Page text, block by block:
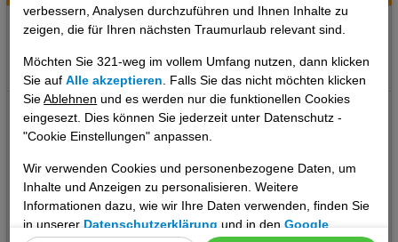
verbessern, Analysen durchzuführen und Ihnen Inhalte zu
zeigen, die für Ihren nächsten Traumurlaub relevant sind.
Möchten Sie 321-weg im vollem Umfang nutzen, dann klicken
Sie aufAlle akzeptieren . Falls Sie das nicht möchten klicken
SieAblehnen und es werden nur die funktionellen Cookies
eingesezt. Dies können Sie jederzeit unter Datenschutz -
"Cookie Einstellungen" anpassen.
Wir verwenden Cookies und personenbezogene Daten, um
Inhalte und Anzeigen zu personalisieren. Weitere
Informationen dazu, wie wir Ihre Daten verwenden, finden Sie
in unsererDatenschutzerklärung und in denGoogle
Ort: Rom, Latium, Italien
°C
Das erwartet Sie: Suite Art Navona Ihre Betreuung: Digitaler und
telefonischer 24/7 TUI Service Unser deutsch sprechendes TUI
digital über die Chatfunktion der myTui App, telefonisch und per
SMS zur Verfügung. Lage: Ort Rom Lage & Umgebung Das B & B
liegt günstig und zentral in Rom. Entfernungen: Entfernung zum
Stadtzentrum ca. 50 mEntfernung zum Bahnhof ca. 50 m Das
..weiterlesen